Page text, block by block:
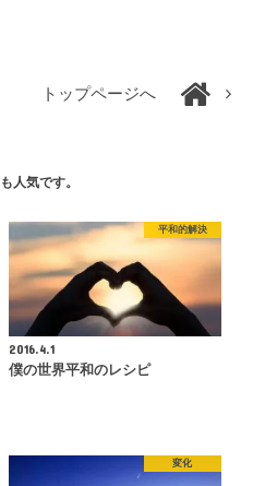
トップページへ
人気です。
平和的解決
2016.4.1
僕の世界平和のレシピ
変化